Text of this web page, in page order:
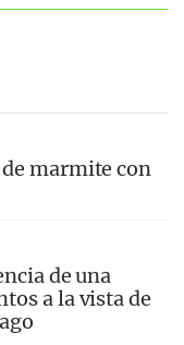
marmite con
de una
a la vista de